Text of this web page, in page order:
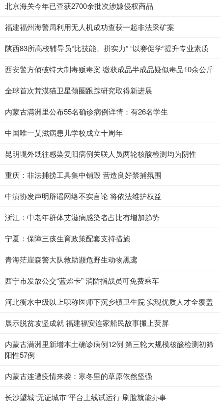
北京海关今年已查获2700余批次涉嫌侵权商品
福建福州海警局利用无人机成功查获一起非法采矿案
陕西83所高校辅导员“比技能、拼实力” “以赛促学”提升专业素质
西安警方侦破特大制毒贩毒案 缴获成品半成品疑似毒品10余公斤
全球首次荒漠猫卫星颈圈跟踪研究取得新进展
内蒙古满洲里公布55名确诊病例详情：有26名学生
中国唯一艾滋病患儿学校成立十周年
昆明境外既往感染复阳病例关联人员两轮核酸检测均为阴性
重庆：非法捕捞工具集中销毁 营造良好禁捕氛围
中演协发声明辟谣网络不实言论 将依法维护权益
浙江：中老年群体艾滋病感染者占比有增加趋势
宁夏：保障三孩生育政策配套支持措施
青海茫崖森警大队救助濒危野生动物黑鸢
西宁市发放公交“蓝焰卡” 消防指战员可免费乘车
河北衡水中级以上职称医师下沉乡镇卫生院 实现优质人才全覆盖
展示脱贫攻坚成就 福建福安连家船民故事搬上荧屏
内蒙古满洲里新增本土确诊病例12例 第三轮大规模核酸检测初筛
阳性57例
内蒙古连遭疫情来袭：寒冬里的草原依然坚强
长沙望城“无证城市”平台上线试运行 刷脸就能办事